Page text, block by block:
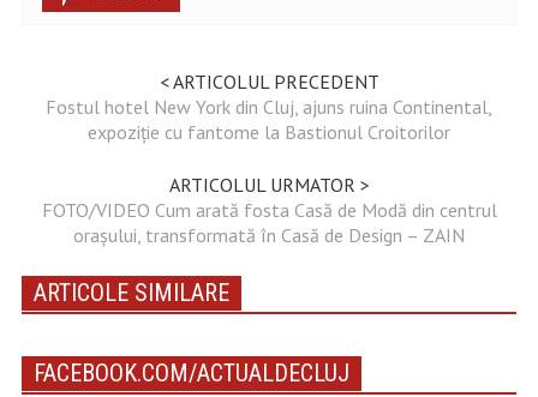
< ARTICOLUL PRECEDENT
Fostul hotel New York din Cluj, ajuns ruina Continental,
expoziție cu fantome la Bastionul Croitorilor
ARTICOLUL URMATOR >
FOTO/VIDEO Cum arată fosta Casă de Modă din centrul
oraşului, transformată în Casă de Design – ZAIN
ARTICOLE SIMILARE
FACEBOOK.COM/ACTUALDECLUJ